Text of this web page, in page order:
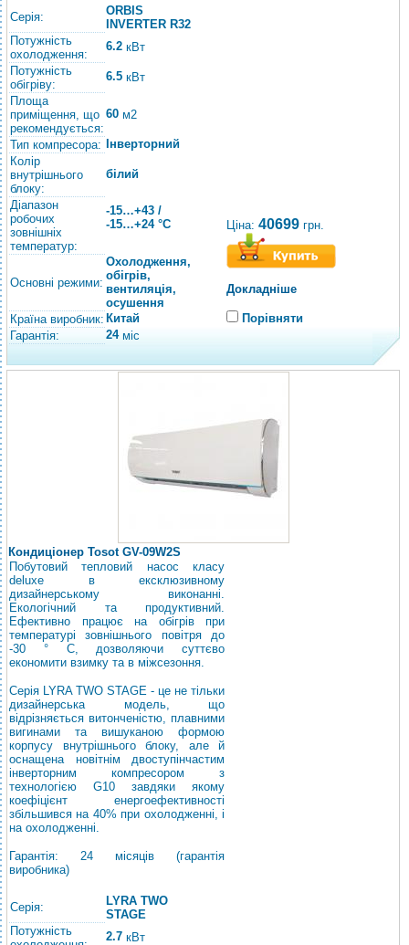
Серія:
ORBIS
INVERTER R32
Потужність
охолодження:
6.2 кВт
Потужність
обігріву:
6.5 кВт
Площа
приміщення, що
рекомендується:
60 м2
Тип компресора:
Інверторний
Колір
внутрішнього
блоку:
білий
Діапазон
робочих
зовнішніх
температур:
-15…+43 /
-15…+24 °C
Основні режими:
Охолодження,
обігрів,
вентиляція,
осушення
Країна виробник: Китай
Гарантія:
24міс
Ціна: 40699 грн.
Докладніше
Порівняти
Кондиціонер Tosot GV-09W2S
Побутовий тепловий насос класу
deluxe в ексклюзивному
дизайнерському виконанні.
Екологічний та продуктивний.
Ефективно працює на обігрів при
температурі зовнішнього повітря до
-30 ° С, дозволяючи суттєво
економити взимку та в міжсезоння.
Серія LYRA TWO STAGE - це не тільки
дизайнерська модель, що
відрізняється витонченістю, плавними
вигинами та вишуканою формою
корпусу внутрішнього блоку, але й
оснащена новітнім двоступінчастим
інверторним компресором з
технологією G10 завдяки якому
коефіцієнт енергоефективності
збільшився на 40% при охолодженні, і
на охолодженні.
Гарантія: 24 місяців (гарантія
виробника)
Серія:
LYRA TWO
STAGE
Потужність
2.7 кВт